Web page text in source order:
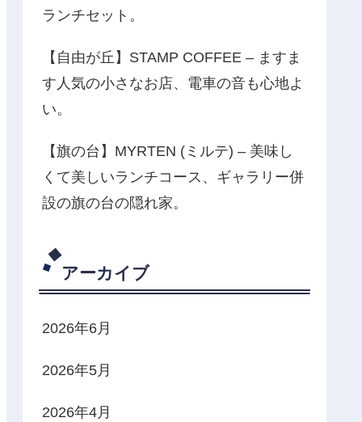
ランチセット。
【自由が丘】STAMP COFFEE – ますま
す人気の小さなお店、電車の音も心地よ
い。
【旗の台】MYRTEN (ミルテ) – 美味し
くて美しいランチコース、ギャラリー併
設の旗の台の隠れ家。
アーカイブ
2026年6月
2026年5月
2026年4月